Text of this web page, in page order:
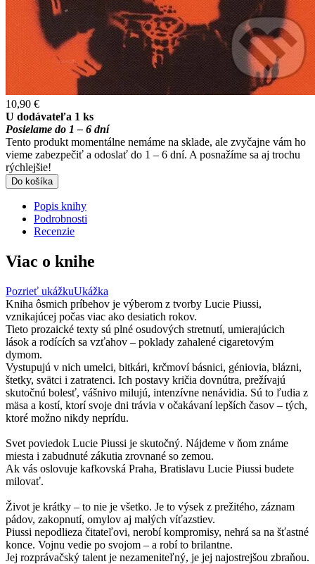
10,90 €
U dodávateľa 1 ks
Posielame do 1 – 6 dní
Tento produkt momentálne nemáme na sklade, ale zvyčajne vám ho
vieme zabezpečiť a odoslať do 1 – 6 dní. A posnažíme sa aj trochu
rýchlejšie!
Do košíka
Popis knihy
Podrobnosti
Recenzie
Viac o knihe
Pozrieť ukážkuUkážka
Kniha ôsmich príbehov je výberom z tvorby Lucie Piussi,
vznikajúcej počas viac ako desiatich rokov.
Tieto prozaické texty sú plné osudových stretnutí, umierajúcich
lások a rodících sa vzťahov – poklady zahalené cigaretovým
dymom.
Vystupujú v nich umelci, bitkári, krčmoví básnici, géniovia, blázni,
štetky, svätci i zatratenci. Ich postavy kričia dovnútra, prežívajú
skutočnú bolesť, vášnivo milujú, intenzívne nenávidia. Sú to ľudia z
mäsa a kostí, ktorí svoje dni trávia v očakávaní lepších časov – tých,
ktoré možno nikdy neprídu.
Svet poviedok Lucie Piussi je skutočný. Nájdeme v ňom známe
miesta i zabudnuté zákutia zrovnané so zemou.
Ak vás oslovuje kafkovská Praha, Bratislavu Lucie Piussi budete
milovať.
Život je krátky – to nie je všetko. Je to výsek z prežitého, záznam
pádov, zakopnutí, omylov aj malých víťazstiev.
Piussi nepodlieza čitateľovi, nerobí kompromisy, nehrá sa na šťastné
konce. Vojnu vedie po svojom – a robí to brilantne.
Jej rozprávačský talent je nezameniteľný, je jej najostrejšou zbraňou.